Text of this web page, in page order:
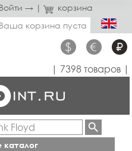
Войти → |
корзина
Ваша корзина пуста
$ € ₽
| 7398 товаров |
каталог